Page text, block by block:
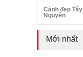
Cảnh đẹp Tây
Nguyên
Mới nhất